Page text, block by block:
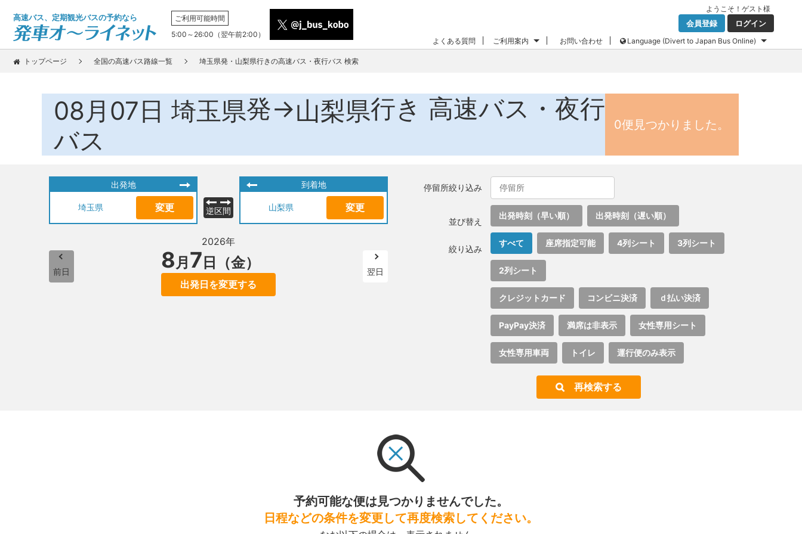
高速バス、定期観光バスの予約なら
ご利用可能時間
5:00～26:00（翌午前2:00）
ようこそ！ ゲスト 様
会員登録 ログイン
よくある質問 ご利用案内 お問い合わせ Language (Divert to Japan Bus Online)
トップページ 全国の高速バス路線一覧 埼玉県発・山梨県行きの高速バス・夜行バス 検索
08月07日 埼玉県発→山梨県行き 高速バス・夜行
バス
0便見つかりました。
出発地
埼玉県 変更 逆区間
到着地
山梨県 変更
前日
2026年
8月 7 日（金）
出発日を変更する
翌日
停留所絞り込み
並び替え
出発時刻（早い順） 出発時刻（遅い順）
絞り込み
すべて 座席指定可能 4列シート 3列シート
2列シート
クレジットカード コンビニ決済 ｄ払い決済
PayPay決済 満席は非表示 女性専用シート
女性専用車両 トイレ 運行便のみ表示
再検索する
予約可能な便は見つかりませんでした。
日程などの条件を変更して再度検索してください。